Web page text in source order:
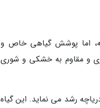
اما پوشش گیاهی خاص و
و مقاوم به خشکی و شوری
رشد می نماید. این گیاه